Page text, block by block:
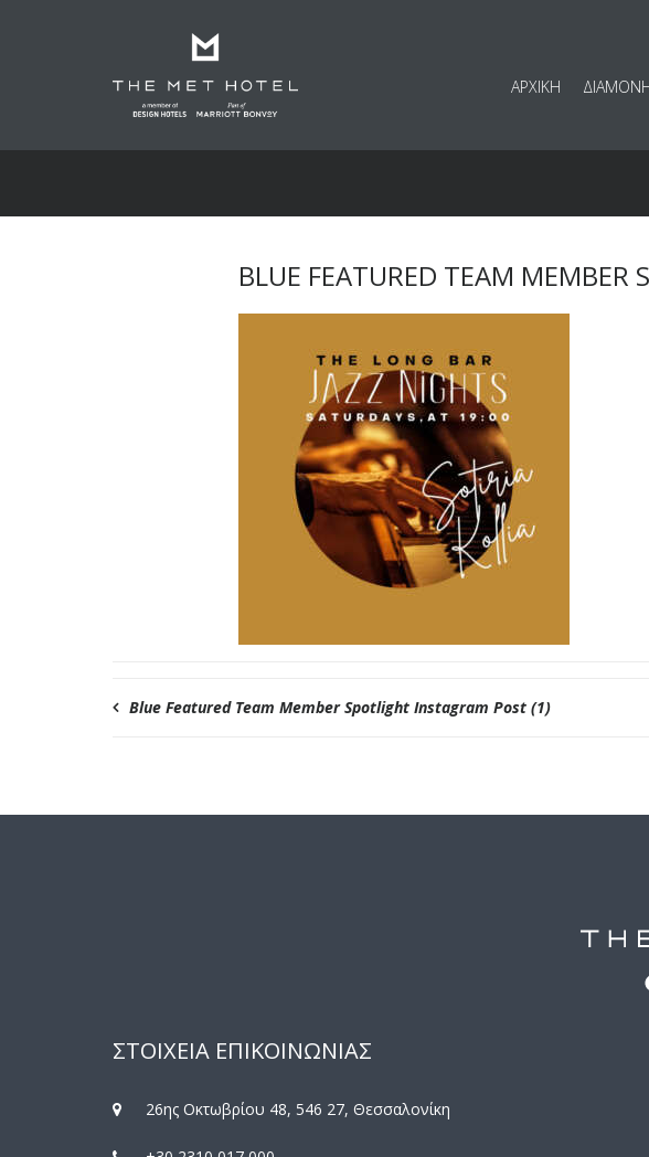
ΑΡΧΙΚΗ
BLUE FEATURED TEAM MEMBER
Blue Featured Team Member Spotlight Instagram Post (1)
ΣΤΟΙΧΕΙΑ ΕΠΙΚΟΙΝΩΝΙΑΣ
26ης Οκτωβρίου 48, 546 27, Θεσσαλονίκη